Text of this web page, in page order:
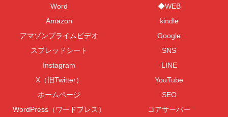
Word
◆WEB
Amazon
kindle
アマゾンプライムビデオ
Google
スプレッドシート
SNS
Instagram
LINE
X（旧Twitter）
YouTube
ホームページ
SEO
WordPress（ワードプレス）
コアサーバー